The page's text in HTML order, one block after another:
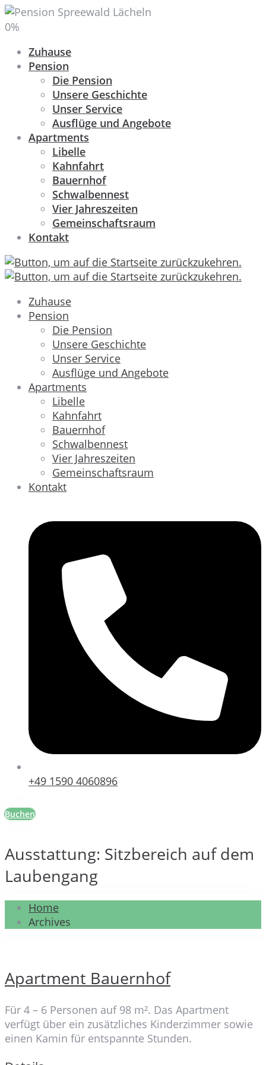
0%
Zuhause
Pension
Die Pension
Unsere Geschichte
Unser Service
Ausflüge und Angebote
Apartments
Libelle
Kahnfahrt
Bauernhof
Schwalbennest
Vier Jahreszeiten
Gemeinschaftsraum
Kontakt
Zuhause
Pension
Die Pension
Unsere Geschichte
Unser Service
Ausflüge und Angebote
Apartments
Libelle
Kahnfahrt
Bauernhof
Schwalbennest
Vier Jahreszeiten
Gemeinschaftsraum
Kontakt
+49 1590 4060896
Buchen
Ausstattung: Sitzbereich auf dem
Laubengang
Home
Archives
Apartment Bauernhof
Für 4 – 6 Personen auf 98 m². Das Apartment
verfügt über ein zusätzliches Kinderzimmer sowie
einen Kamin für entspannte Stunden.